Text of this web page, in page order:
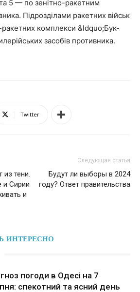
та 5 — по зенітно-ракетним
Підрозділами ракетних військ
комплекси &ldquo;Бук-
засобів противника.
Twitter
тени.
и Сирии
и
Следующая статья
Будут ли выборы в 2024
году? Ответ правительства
ИНТЕРЕСНО
погоди в Одесі на 7
спекотний та ясний день